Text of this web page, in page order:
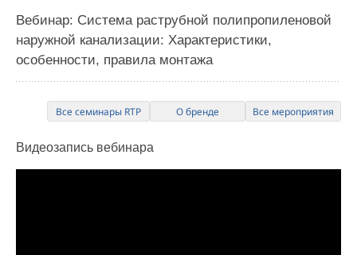
Вебинар: Система раструбной полипропиленовой
наружной канализации: Характеристики,
особенности, правила монтажа
Все семинары RTP О бренде Все мероприятия
Видеозапись вебинара